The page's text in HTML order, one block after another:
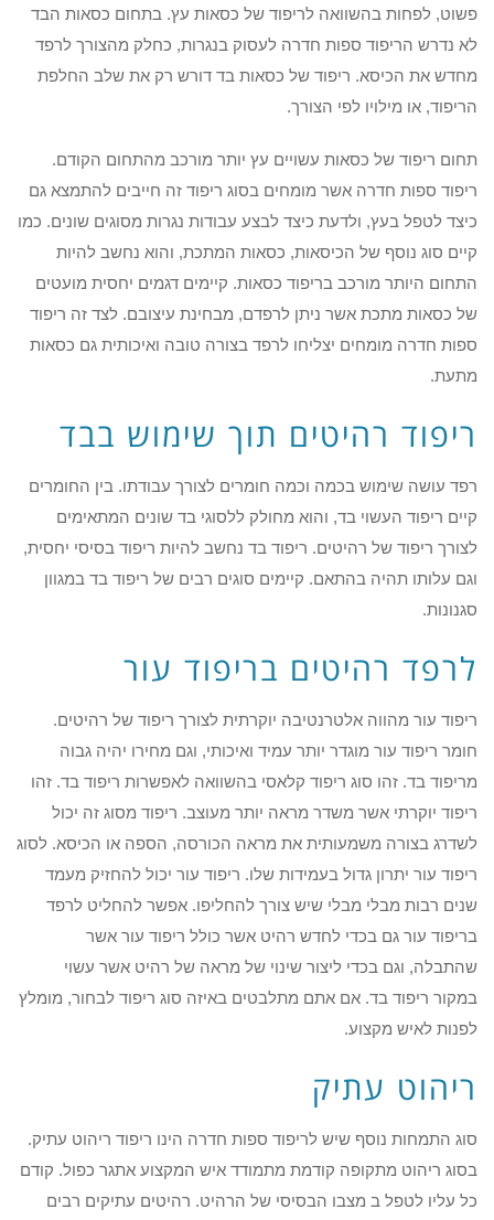
פשוט, לפחות בהשוואה לריפוד של כסאות עץ. בתחום כסאות הבד
לא נדרש הריפוד ספות חדרה לעסוק בנגרות, כחלק מהצורך לרפד
מחדש את הכיסא. ריפוד של כסאות בד דורש רק את שלב החלפת
הריפוד, או מילויו לפי הצורך.
תחום ריפוד של כסאות עשויים עץ יותר מורכב מהתחום הקודם.
ריפוד ספות חדרה אשר מומחים בסוג ריפוד זה חייבים להתמצא גם
כיצד לטפל בעץ, ולדעת כיצד לבצע עבודות נגרות מסוגים שונים. כמו
קיים סוג נוסף של הכיסאות, כסאות המתכת, והוא נחשב להיות
התחום היותר מורכב בריפוד כסאות. קיימים דגמים יחסית מועטים
של כסאות מתכת אשר ניתן לרפדם, מבחינת עיצובם. לצד זה ריפוד
ספות חדרה מומחים יצליחו לרפד בצורה טובה ואיכותית גם כסאות
מתעת.
ריפוד רהיטים תוך שימוש בבד
רפד עושה שימוש בכמה וכמה חומרים לצורך עבודתו. בין החומרים
קיים ריפוד העשוי בד, והוא מחולק ללסוגי בד שונים המתאימים
לצורך ריפוד של רהיטים. ריפוד בד נחשב להיות ריפוד בסיסי יחסית,
וגם עלותו תהיה בהתאם. קיימים סוגים רבים של ריפוד בד במגוון
סגנונות.
לרפד רהיטים בריפוד עור
ריפוד עור מהווה אלטרנטיבה יוקרתית לצורך ריפוד של רהיטים.
חומר ריפוד עור מוגדר יותר עמיד ואיכותי, וגם מחירו יהיה גבוה
מריפוד בד. זהו סוג ריפוד קלאסי בהשוואה לאפשרות ריפוד בד. זהו
ריפוד יוקרתי אשר משדר מראה יותר מעוצב. ריפוד מסוג זה יכול
לשדרג בצורה משמעותית את מראה הכורסה, הספה או הכיסא. לסוג
ריפוד עור יתרון גדול בעמידות שלו. ריפוד עור יכול להחזיק מעמד
שנים רבות מבלי מבלי שיש צורך להחליפו. אפשר להחליט לרפד
בריפוד עור גם בכדי לחדש רהיט אשר כולל ריפוד עור אשר
שהתבלה, וגם בכדי ליצור שינוי של מראה של רהיט אשר עשוי
במקור ריפוד בד. אם אתם מתלבטים באיזה סוג ריפוד לבחור, מומלץ
לפנות לאיש מקצוע.
ריהוט עתיק
סוג התמחות נוסף שיש לריפוד ספות חדרה הינו ריפוד ריהוט עתיק.
בסוג ריהוט מתקופה קודמת מתמודד איש המקצוע אתגר כפול. קודם
כל עליו לטפל ב מצבו הבסיסי של הרהיט. רהיטים עתיקים רבים